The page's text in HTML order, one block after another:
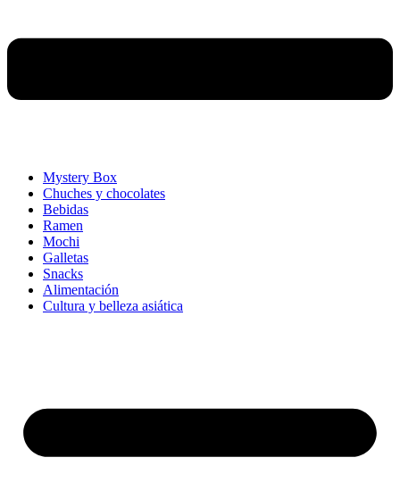
Mystery Box
Chuches y chocolates
Bebidas
Ramen
Mochi
Galletas
Snacks
Alimentación
Cultura y belleza asiática